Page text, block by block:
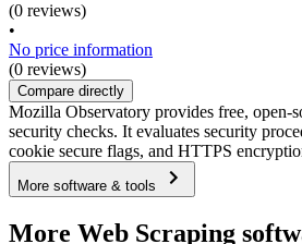
(0 reviews)
•
No price information
(0 reviews)
Compare directly
Mozilla Observatory provides free, open-
security checks. It evaluates security
cookie secure flags, and HTTPS
More software & tools
More Web Scraping